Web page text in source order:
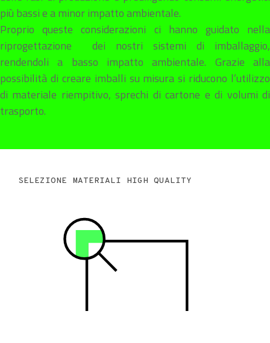
più bassi e a minor impatto ambientale.
Proprio queste considerazioni ci hanno guidato nella
riprogettazione dei nostri sistemi di imballaggio,
rendendoli a basso impatto ambientale. Grazie alla
possibilità di creare imballi su misura si riducono l’utilizzo
di materiale riempitivo, sprechi di cartone e di volumi di
trasporto.
SELEZIONE MATERIALI HIGH QUALITY